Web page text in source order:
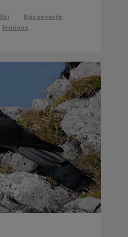
Ski
Découverte
Stations